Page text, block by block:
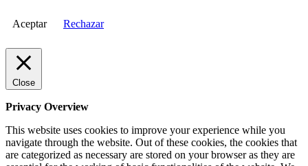
Aceptar Rechazar
Close
Privacy Overview
This website uses cookies to improve your experience while you
navigate through the website. Out of these cookies, the cookies that
are categorized as necessary are stored on your browser as they are